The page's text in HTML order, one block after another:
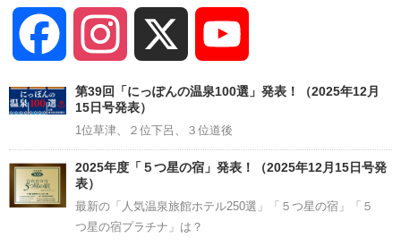
Facebook Instagram
Channel
第39回「にっぽんの温泉100選」発表！（2025年12月
15日号発表）
1位草津、２位下呂、３位道後
2025年度「５つ星の宿」発表！（2025年12月15日号発
表）
最新の「人気温泉旅館ホテル250選」「５つ星の宿」「５
つ星の宿プラチナ」は？